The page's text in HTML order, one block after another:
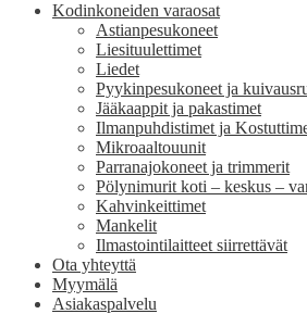
Kodinkoneiden varaosat
Astianpesukoneet
Liesituulettimet
Liedet
Pyykinpesukoneet ja
Jääkaappit ja pakastimet
Ilmanpuhdistimet ja
Mikroaaltouunit
Parranajokoneet ja trimmerit
Pölynimurit koti – keskus –
Kahvinkeittimet
Mankelit
Ilmastointilaitteet siirrettävät
Ota yhteyttä
Myymälä
Asiakaspalvelu